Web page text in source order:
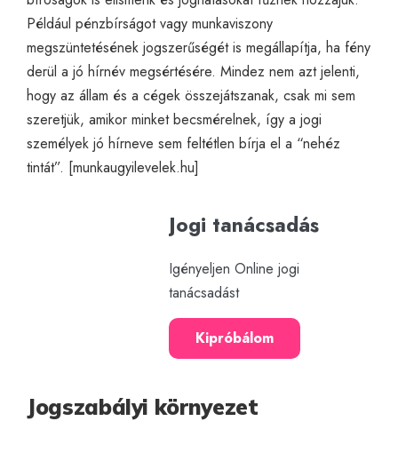
Például pénzbírságot vagy munkaviszony
megszüntetésének jogszerűségét is megállapítja, ha fény
derül a jó hírnév megsértésére. Mindez nem azt jelenti,
hogy az állam és a cégek összejátszanak, csak mi sem
szeretjük, amikor minket becsmérelnek, így a jogi
személyek jó hírneve sem feltétlen bírja el a “nehéz
tintát”. [munkaugyilevelek.hu]
Jogi tanácsadás
Igényeljen Online jogi
tanácsadást
Kipróbálom
Jogszabályi környezet